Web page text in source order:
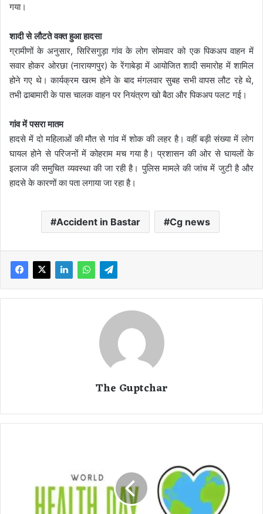
गया।
शादी से लौटते वक्त हुआ हादसा
ग्रामीणों के अनुसार, सिरिसगुड़ा गांव के लोग सोमवार को एक पिकअप वाहन में
सवार होकर ओरछा (नारायणपुर) के रेंगाबेड़ा में आयोजित शादी समारोह में शामिल
होने गए थे। कार्यक्रम खत्म होने के बाद मंगलवार सुबह सभी वापस लौट रहे थे,
तभी ढाबामारी के पास चालक वाहन पर नियंत्रण खो बैठा और पिकअप पलट गई।
गांव में पसरा मातम
हादसे में दो महिलाओं की मौत से गांव में शोक की लहर है। वहीं बड़ी संख्या में लोग
घायल होने से परिजनों में कोहराम मच गया है। प्रशासन की ओर से घायलों के
इलाज की समुचित व्यवस्था की जा रही है। पुलिस मामले की जांच में जुटी है और
हादसे के कारणों का पता लगाया जा रहा है।
Accident in Bastar Cg news
The Guptchar